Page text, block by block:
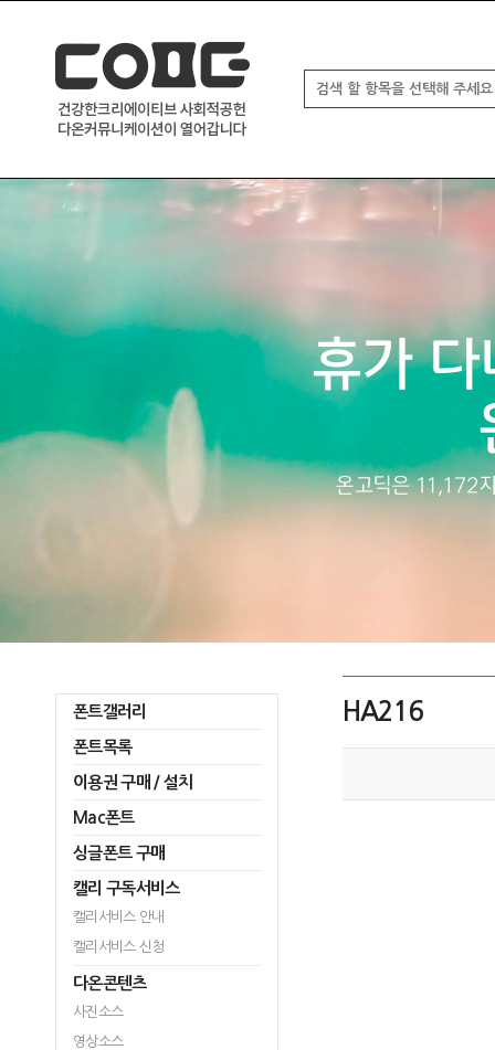
폰트갤러리
폰트목록
이용권 구매 / 설치
Mac폰트
싱글폰트 구매
캘리 구독서비스
캘리서비스 안내
캘리서비스 신청
다온콘텐츠
사진소스
영상소스
HA216